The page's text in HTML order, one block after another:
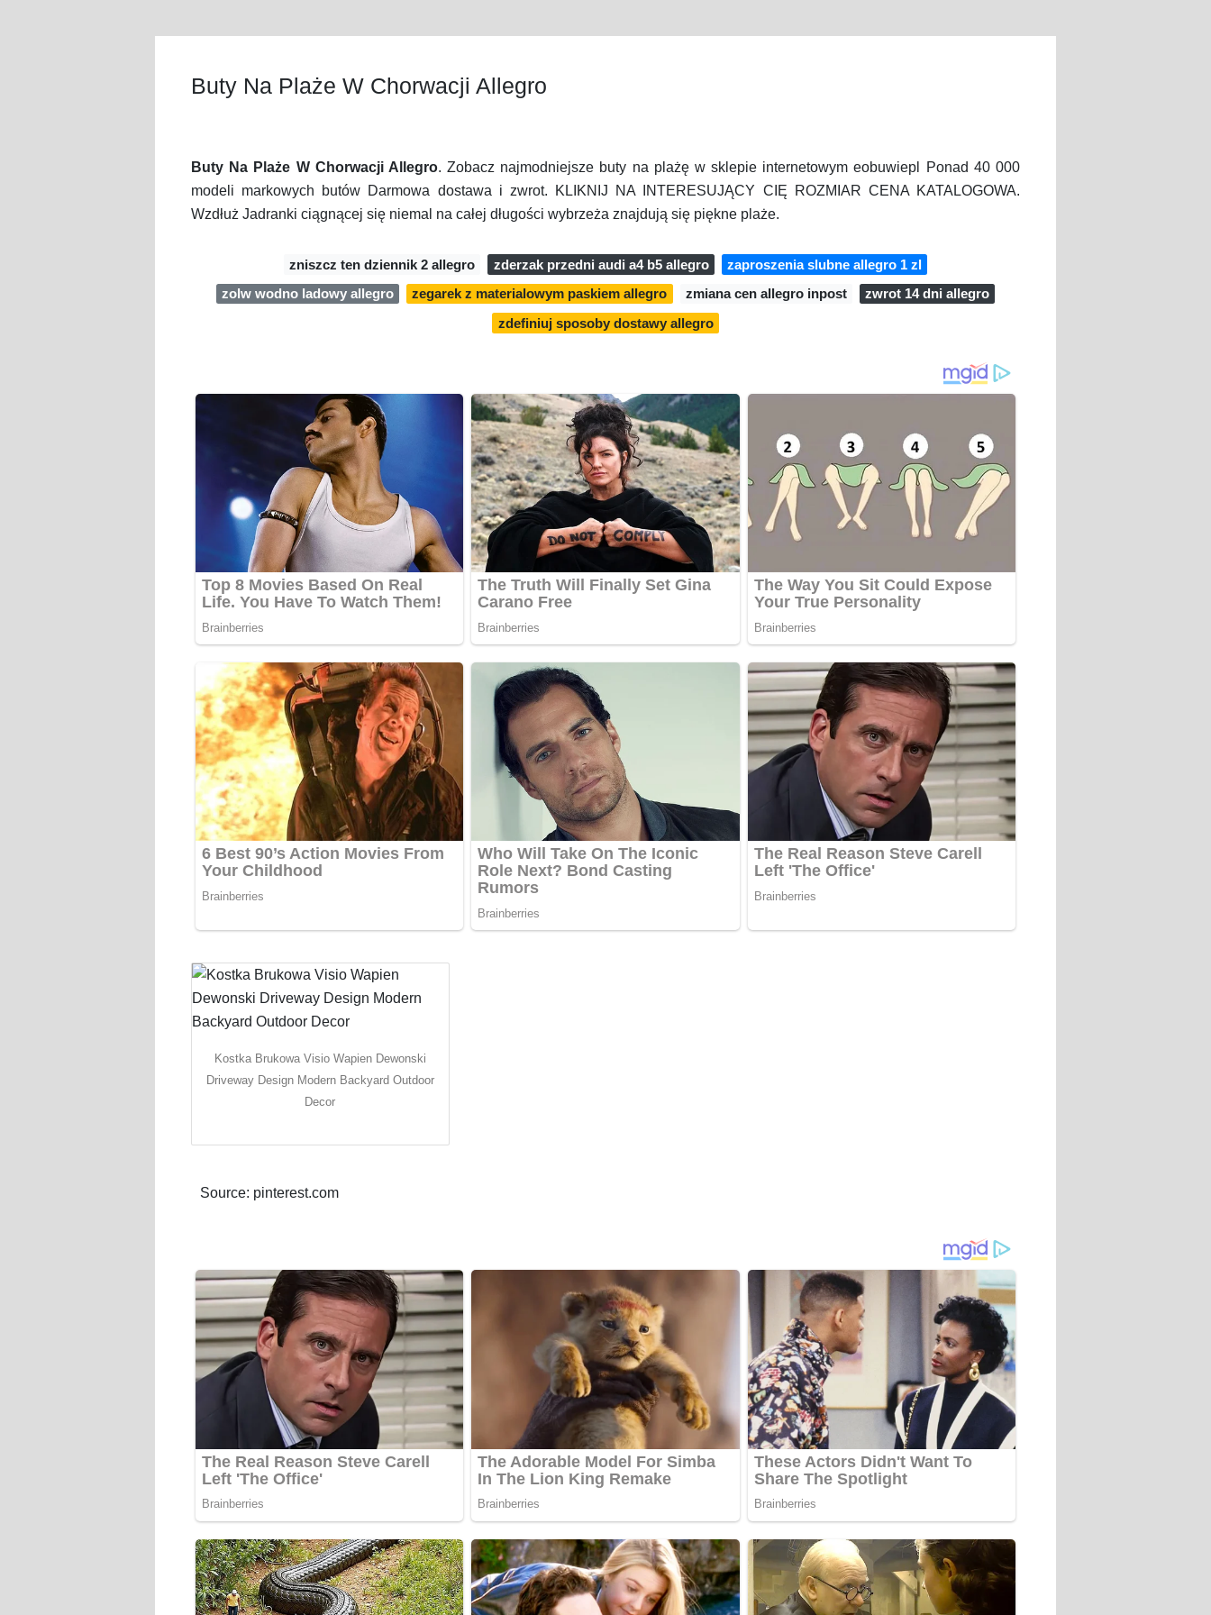
Buty Na Plaże W Chorwacji Allegro
Buty Na Plaże W Chorwacji Allegro. Zobacz najmodniejsze buty na plażę w sklepie internetowym eobuwiepl Ponad 40 000
modeli markowych butów Darmowa dostawa i zwrot. KLIKNIJ NA INTERESUJĄCY CIĘ ROZMIAR CENA KATALOGOWA.
Wzdłuż Jadranki ciągnącej się niemal na całej długości wybrzeża znajdują się piękne plaże.
zniszcz ten dziennik 2 allegro zderzak przedni audi a4 b5 allegro
zaproszenia slubne allegro 1 zl
zolw wodno ladowy allegro
zegarek z materialowym paskiem allegro zmiana cen allegro inpost
zwrot 14 dni allegro
zdefiniuj sposoby dostawy allegro
Kostka Brukowa Visio Wapien Dewonski
Driveway Design Modern Backyard Outdoor
Decor
Source: pinterest.com